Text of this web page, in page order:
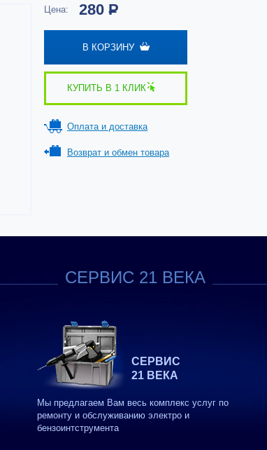
Цена: 280 Р
В КОРЗИНУ
КУПИТЬ В 1 КЛИК
Оплата и доставка
Возврат и обмен товара
СЕРВИС 21 ВЕКА
СЕРВИС
21 ВЕКА
Мы предлагаем Вам весь комплекс услуг по
ремонту и обслуживанию электро и
бензоинтструмента